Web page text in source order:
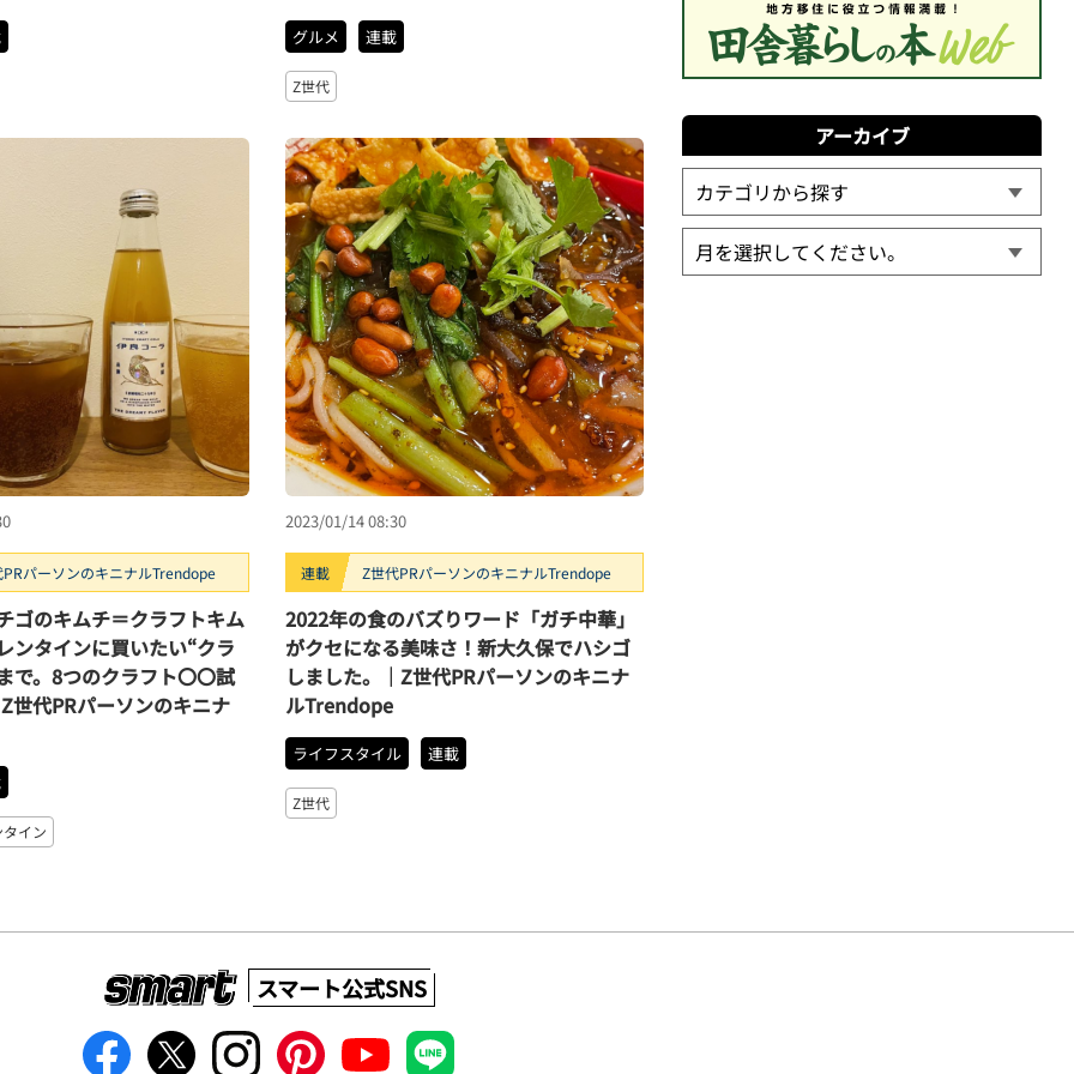
グルメ 連載
Z世代
PRパーソンのキニナルTrendope
ゴのキムチ＝クラフトキム
ンタインに買いたい“クラ
で。8つのクラフト〇〇試
代PRパーソンのキニナ
イン
2023/01/14 08:30
連載 Z世代PRパーソンのキニナルTrendope
2022年の食のバズりワード「ガチ中華」
がクセになる美味さ！新大久保でハシゴ
しました。｜Z世代PRパーソンのキニナ
ルTrendope
ライフスタイル 連載
Z世代
アーカイブ
スマート公式SNS